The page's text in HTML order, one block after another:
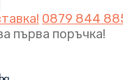
0879 844
първа поръчка!